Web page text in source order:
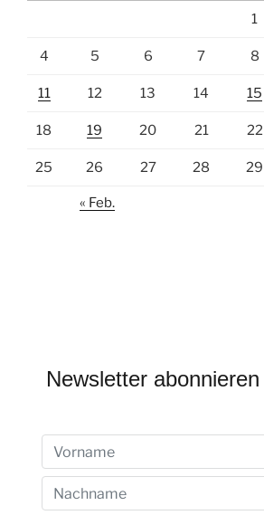
1
4 5 6 7 8
11 12 13 14 15
18 19 20 21 22
25 26 27 28 29
« Feb.
Newsletter abonnieren